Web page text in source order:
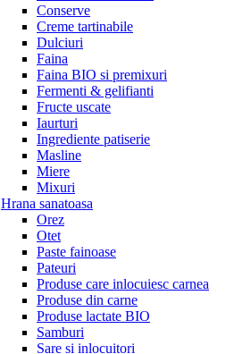
Conserve
Creme tartinabile
Dulciuri
Faina
Faina BIO si premixuri
Fermenti & gelifianti
Fructe uscate
Iaurturi
Ingrediente patiserie
Masline
Miere
Mixuri
Hrana sanatoasa
Orez
Otet
Paste fainoase
Pateuri
Produse care inlocuiesc carnea
Produse din carne
Produse lactate BIO
Samburi
Sare si inlocuitori